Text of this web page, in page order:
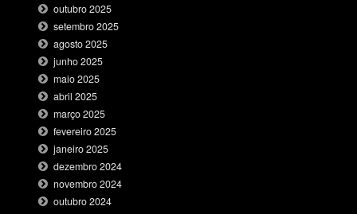
outubro 2025
setembro 2025
agosto 2025
junho 2025
maio 2025
abril 2025
março 2025
fevereiro 2025
janeiro 2025
dezembro 2024
novembro 2024
outubro 2024